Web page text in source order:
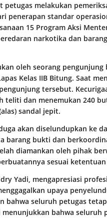
petugas melakukan
penerapan standar
15 Program Aksi
narkotika dan
oleh seorang
Kelas IIB Bitung. Saat
tersebut.
teliti dan menemukan 240
sandal jepit.
akan diselundupkan ke
barang bukti dan
diamankan oleh pihak
sesuai
Yadi, mengapresiasi
upaya
bahwa seluruh petugas
menunjukkan bahwa